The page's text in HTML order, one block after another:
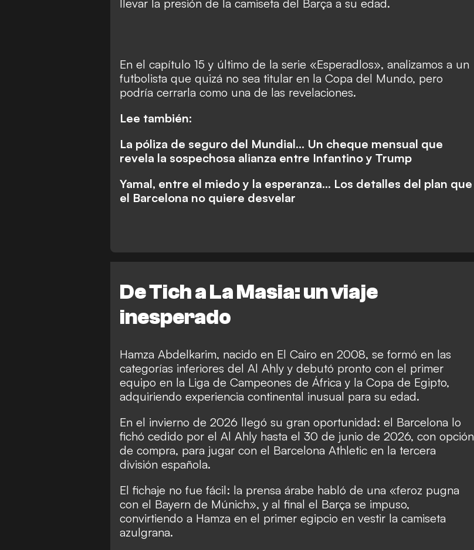
llevar la presión de la camiseta del Barça a su edad.
En el capítulo 15 y último de la serie «Esperadlos», analizamos a un
futbolista que quizá no sea titular en la Copa del Mundo, pero
podría cerrarla como una de las revelaciones.
Lee también:
La póliza de seguro del Mundial... Un cheque mensual que
revela la sospechosa alianza entre Infantino y Trump
Yamal, entre el miedo y la esperanza... Los detalles del plan que
el Barcelona no quiere desvelar
De Tich a La Masia: un viaje
inesperado
Hamza Abdelkarim, nacido en El Cairo en 2008, se formó en las
categorías inferiores del Al Ahly y debutó pronto con el primer
equipo en la Liga de Campeones de África y la Copa de Egipto,
adquiriendo experiencia continental inusual para su edad.
En el invierno de 2026 llegó su gran oportunidad: el Barcelona lo
fichó cedido por el Al Ahly hasta el 30 de junio de 2026, con opción
de compra, para jugar con el Barcelona Athletic en la tercera
división española.
El fichaje no fue fácil: la prensa árabe habló de una «feroz pugna
con el Bayern de Múnich», y al final el Barça se impuso,
convirtiendo a Hamza en el primer egipcio en vestir la camiseta
azulgrana.